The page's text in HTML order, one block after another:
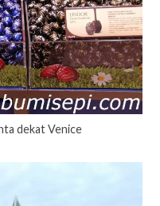
dekat Venice